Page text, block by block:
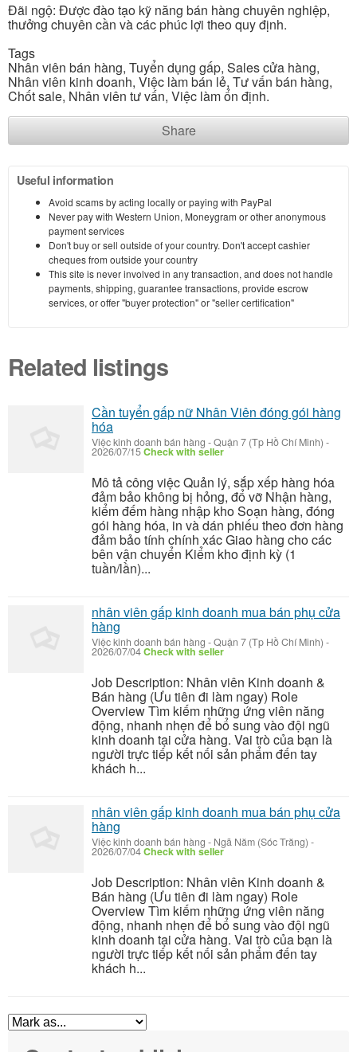
Đãi ngộ: Được đào tạo kỹ năng bán hàng chuyên nghiệp,
thưởng chuyên cần và các phúc lợi theo quy định.
Tags
Nhân viên bán hàng, Tuyển dụng gấp, Sales cửa hàng,
Nhân viên kinh doanh, Việc làm bán lẻ, Tư vấn bán hàng,
Chốt sale, Nhân viên tư vấn, Việc làm ổn định.
Share
Useful information
Avoid scams by acting locally or paying with PayPal
Never pay with Western Union, Moneygram or other anonymous
payment services
Don't buy or sell outside of your country. Don't accept cashier
cheques from outside your country
This site is never involved in any transaction, and does not handle
payments, shipping, guarantee transactions, provide escrow
services, or offer "buyer protection" or "seller certification"
Related listings
Cần tuyển gấp nữ Nhân Viên đóng gói hàng
hóa
Việc kinh doanh bán hàng -Quận 7 (Tp Hồ Chí Minh) -
2026/07/15Check with seller
Mô tả công việc Quản lý, sắp xếp hàng hóa
đảm bảo không bị hỏng, đổ vỡ Nhận hàng,
kiểm đếm hàng nhập kho Soạn hàng, đóng
gói hàng hóa, in và dán phiếu theo đơn hàng
đảm bảo tính chính xác Giao hàng cho các
bên vận chuyển Kiểm kho định kỳ (1
tuần/lần)...
nhân viên gấp kinh doanh mua bán phụ cửa
hàng
Việc kinh doanh bán hàng -Quận 7 (Tp Hồ Chí Minh) -
2026/07/04Check with seller
Job Description: Nhân viên Kinh doanh &
Bán hàng (Ưu tiên đi làm ngay) Role
Overview Tìm kiếm những ứng viên năng
động, nhanh nhẹn để bổ sung vào đội ngũ
kinh doanh tại cửa hàng. Vai trò của bạn là
người trực tiếp kết nối sản phẩm đến tay
khách h...
nhân viên gấp kinh doanh mua bán phụ cửa
hàng
Việc kinh doanh bán hàng - Ngã Năm (Sóc Trăng) -
2026/07/04Check with seller
Job Description: Nhân viên Kinh doanh &
Bán hàng (Ưu tiên đi làm ngay) Role
Overview Tìm kiếm những ứng viên năng
động, nhanh nhẹn để bổ sung vào đội ngũ
kinh doanh tại cửa hàng. Vai trò của bạn là
người trực tiếp kết nối sản phẩm đến tay
khách h...